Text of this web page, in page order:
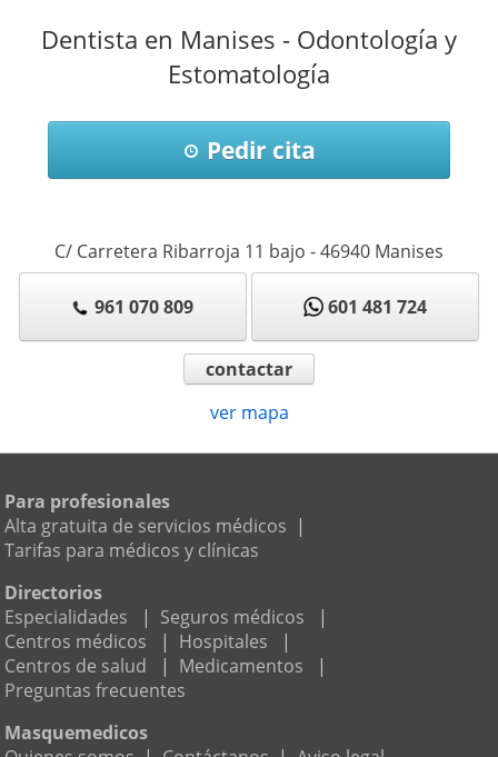
Dentista en Manises - Odontología y
Estomatología
Pedir cita
C/ Carretera Ribarroja 11 bajo -46940 Manises
961 070 809 601 481 724
contactar
ver mapa
Para profesionales
Alta gratuita de servicios médicos |
Tarifas para médicos y clínicas
Directorios
Especialidades
| Seguros médicos
|
Centros médicos
| Hospitales
|
Centros de salud
| Medicamentos
|
Preguntas frecuentes
Masquemedicos